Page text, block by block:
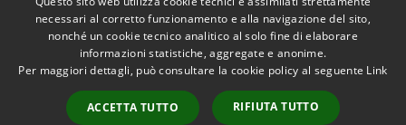
Accessibilità Privacy Cookie
Mappa del sito
Dichiarazione di accessibilità
Copyright © 2026 • Comune di Sambuca Pistoiese • Powered by
Municipium
•Accesso redazione
necessari al corretto funzionamento e alla navigazione del sito,
nonché un cookie tecnico analitico al solo fine di elaborare
informazioni statistiche, aggregate e anonime.
Per maggiori dettagli, può consultare la cookie policy al seguente Link
ACCETTA TUTTO RIFIUTA TUTTO